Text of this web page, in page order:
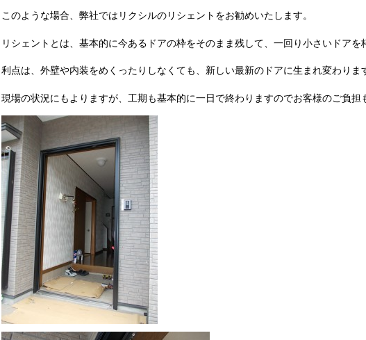
このような場合、弊社ではリクシルのリシェントをお勧めいたします。
リシェントとは、基本的に今あるドアの枠をそのまま残して、一回り小さいドアを
利点は、外壁や内装をめくったりしなくても、新しい最新のドアに生まれ変わりま
現場の状況にもよりますが、工期も基本的に一日で終わりますのでお客様のご負担